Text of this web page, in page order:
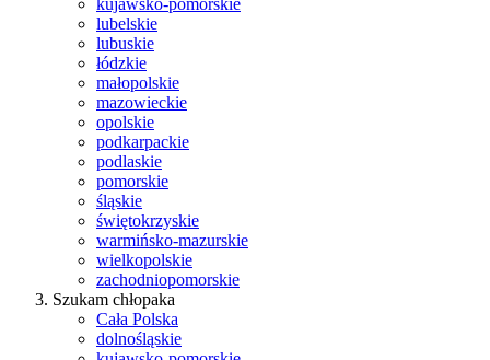
kujawsko-pomorskie
lubelskie
lubuskie
łódzkie
małopolskie
mazowieckie
opolskie
podkarpackie
podlaskie
pomorskie
śląskie
świętokrzyskie
warmińsko-mazurskie
wielkopolskie
zachodniopomorskie
Szukam chłopaka
Cała Polska
dolnośląskie